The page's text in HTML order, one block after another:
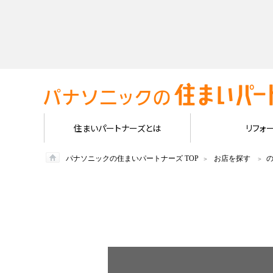
住まいパートナーズとは リフォ
パナソニックの住まいパートナーズ TOP お店を探す